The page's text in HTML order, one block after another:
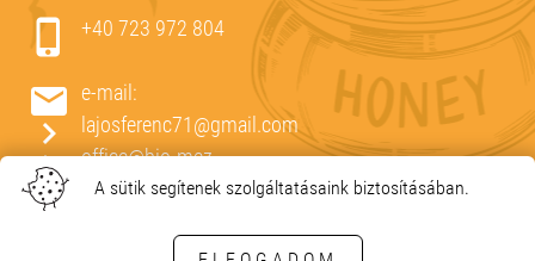
+40 723 972 804
e-mail:
lajosferenc71@gmail.com
office@bio-mez.
https://mezozon.ro/
A sütik segítenek szolgáltatásaink biztosításában.